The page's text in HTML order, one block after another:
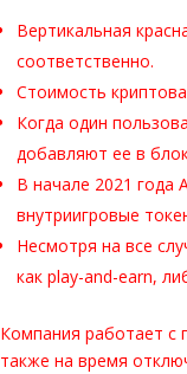
Вертикальная
соответственно.
Стоимость
Когда один
добавляют ее в
В начале 2021 года
внутриигровые
Несмотря на все
как play-and-earn,
Компания работает с
также на время